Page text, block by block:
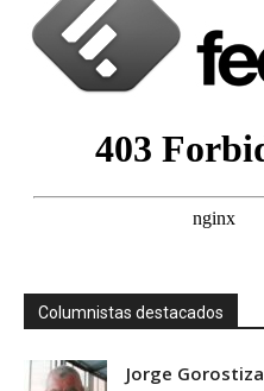
Columnistas destacados
Jorge Gorostiza